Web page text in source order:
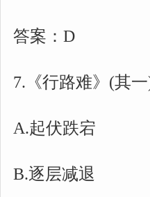
答案：D
7.《行路难》(其
A.起伏跌宕
B.逐层减退